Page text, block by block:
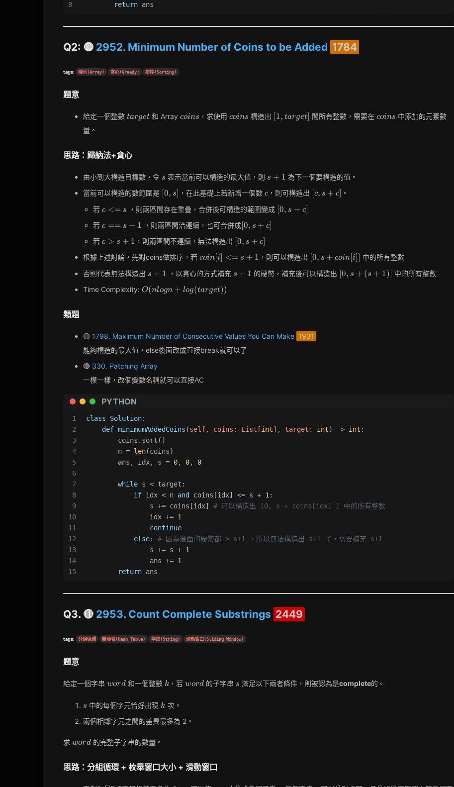
8
return ans
Q2: 🟡 2952. Minimum Number of Coins to be Added 1784
tags: 陣列(Array) 貪心(Greedy) 排序(Sorting)
題意
給定一個整數 target
target 和 Arraycoins
coins ，求使用coins
coins 構造出 [1,
target]
1, target] 間所有整數，需要在 coins
coins 中添加的元素數
量。
思路：歸納法+貪心
由小到大構造目標數，令 s
s 表示當前可以構造的最大值，則 s+1
s + 1 為下一個要構造的值。
當前可以構造的數範圍是 [0,
s]
0, s ，在此基礎上若新增一個數 c
c，則可構造出 [c,
s+c]
c, s + c
。
若 c
s
c <= s ，則兩區間存在重疊，合併後可構造的範圍變成 [0,
s+c]
[0, s + c]
若 c
s+1
c == s + 1 ，則兩區間洽連續，也可合併成[0,
s+c]
[0, s + c]
若 c >
c > s + 1 ，則兩區間不連續，無法構造出 [0,
s+c]
0, s + c
根據上述討論，先對coins做排序，若 coin[i]
<= s
+ 1
coin i <= s + 1 ，則可以構造出 [0, s
+
coin[i]
0, s + coin [i
中的所有整數
否則代表無法構造出 s+1
s + 1 ，以貪心的方式補充 s+1
s + 1 的硬幣，補充後可以構造出 [0,
s
[0, s + (s + 1)] 中的所有整數
Time Complexity: O(nlogn +
log(target))
O(nlogn + log(target))
類題
🟡 1798. Maximum Number of Consecutive Values You Can Make 1931
能夠構造的最大值，else後面改成直接break就可以了
🔴 330. Patching Array
一模一樣，改個變數名稱就可以直接AC
PYTHON
1
2
3
4
5
6
7
8
9
10
11
12
13
14
15
class Solution:
def minimumAddedCoins (self, coins: List [int], target: int) -> int :
        coins.sort()
        n =
len(coins)
        ans, idx, s =
0, 0, 0
while s < target:
if idx < n and coins[idx] <= s + 1 :
                s += coins[idx]
# 可以構造出 [0, s + coins[idx] ] 中的所有整數
                idx +=
1
continue
else: # 因為後面的硬幣都 > s+1 ，所以無法構造出 s+1 了，需要補充 s+1
                s += s +
1
                ans +=
1
return ans
Q3. 🔴 2953. Count Complete Substrings 2449
tags: 分組循環 雜湊表(Hash Table) 字串(String) 滑動窗口(Sliding Window)
題意
給定一個字串 word
word和一個整數 k
k ，若word
word 的子字串 s
s 滿足以下兩者條件，則被認為是complete的。
s
s 中的每個字元恰好出現 k
k 次。
兩個相鄰字元之間的差異最多為 2。
求 word
word的完整子字串的數量。
思路：分組循環 + 枚舉窗口大小 + 滑動窗口